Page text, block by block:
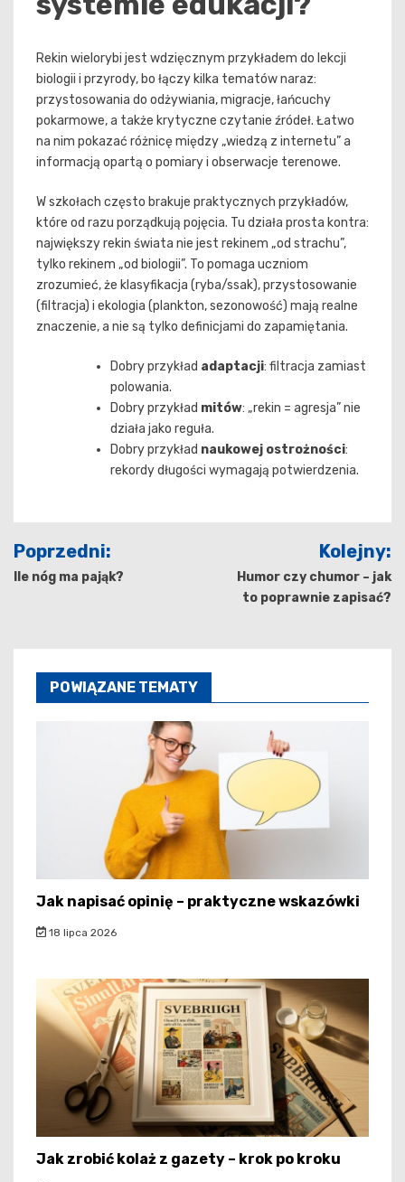
Rekin wielorybi jest wdzięcznym przykładem do lekcji
biologii i przyrody, bo łączy kilka tematów naraz:
przystosowania do odżywiania, migracje, łańcuchy
pokarmowe, a także krytyczne czytanie źródeł. Łatwo
na nim pokazać różnicę między „wiedzą z internetu” a
informacją opartą o pomiary i obserwacje terenowe.
W szkołach często brakuje praktycznych przykładów,
które od razu porządkują pojęcia. Tu działa prosta kontra:
największy rekin świata nie jest rekinem „od strachu”,
tylko rekinem „od biologii”. To pomaga uczniom
zrozumieć, że klasyfikacja (ryba/ssak), przystosowanie
(filtracja) i ekologia (plankton, sezonowość) mają realne
znaczenie, a nie są tylko definicjami do zapamiętania.
Dobry przykład adaptacji: filtracja zamiast
polowania.
Dobry przykład mitów: „rekin = agresja” nie
działa jako reguła.
Dobry przykład naukowej ostrożności:
rekordy długości wymagają potwierdzenia.
Nawigacja
wpisu
Poprzedni:
Ile nóg ma pająk?
Kolejny:
Humor czy chumor – jak
to poprawnie zapisać?
POWIĄZANE TEMATY
Jak napisać opinię – praktyczne wskazówki
18 lipca 2026
Jak zrobić kolaż z gazety – krok po kroku